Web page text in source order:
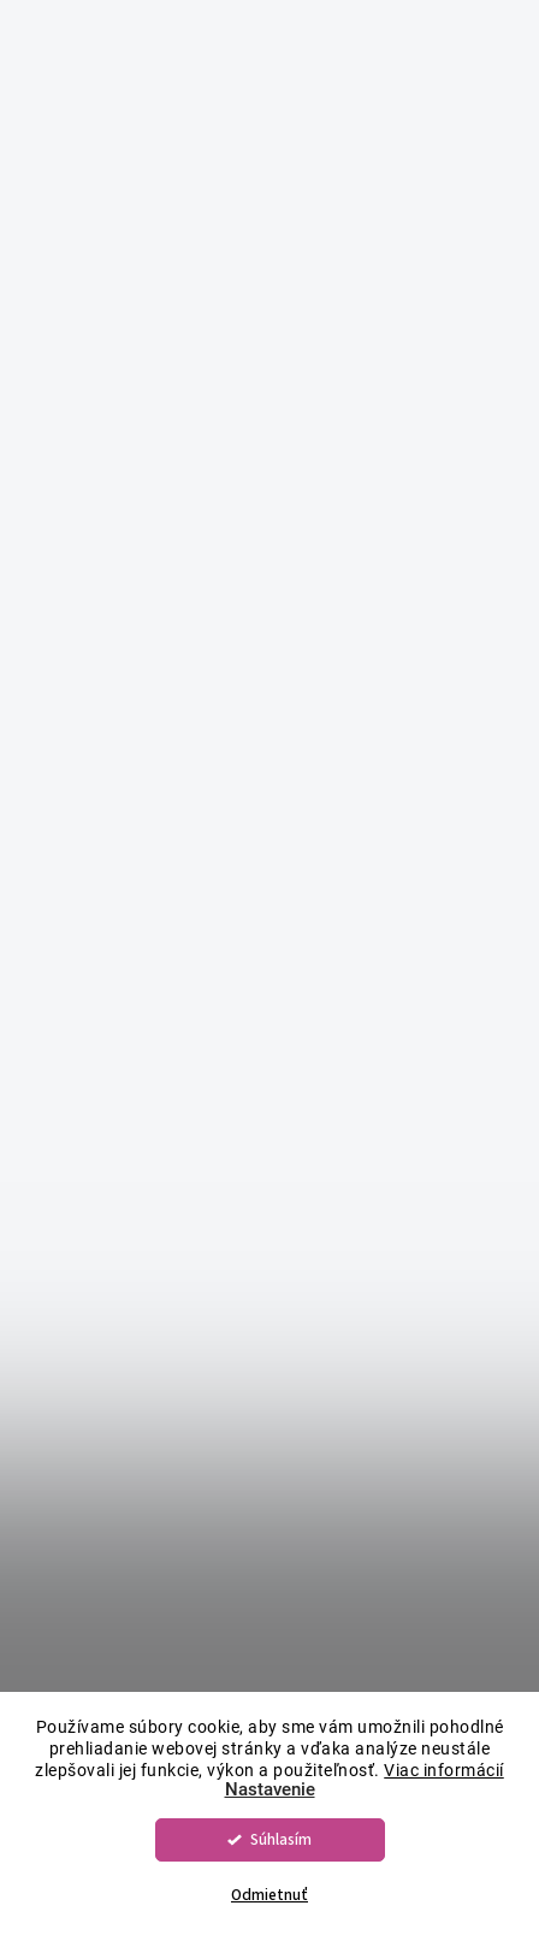
Používame súbory cookie, aby sme vám umožnili pohodlné
prehliadanie webovej stránky a vďaka analýze neustále
zlepšovali jej funkcie, výkon a použiteľnosť.Viac informácií
Nastavenie
Odmietnuť
Súhlasím